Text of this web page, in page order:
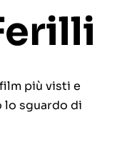
più visti e
lo sguardo di